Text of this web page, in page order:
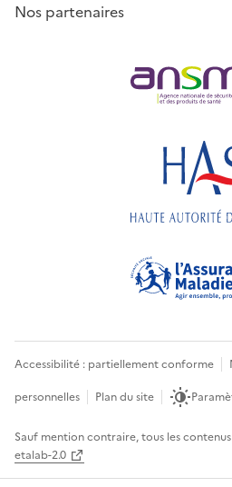
Nos partenaires
Accessibilité : partiellement conforme
personnelles
Plan du site
Sauf mention contraire, tous les
etalab-2.0